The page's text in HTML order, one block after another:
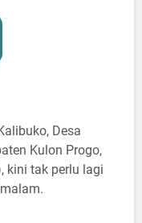
Desa
Kulon Progo,
kini tak perlu lagi